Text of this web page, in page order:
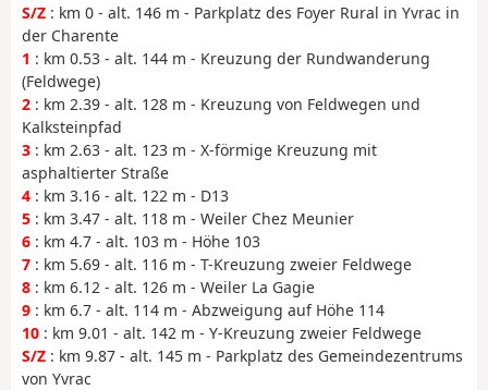
S/Z : km 0 - alt. 146 m - Parkplatz des Foyer Rural in Yvrac in
der Charente
1 : km 0.53 - alt. 144 m - Kreuzung der Rundwanderung
(Feldwege)
2 : km 2.39 - alt. 128 m - Kreuzung von Feldwegen und
Kalksteinpfad
3 : km 2.63 - alt. 123 m - X-förmige Kreuzung mit
asphaltierter Straße
4 : km 3.16 - alt. 122 m - D13
5 : km 3.47 - alt. 118 m - Weiler Chez Meunier
6 : km 4.7 - alt. 103 m - Höhe 103
7 : km 5.69 - alt. 116 m - T-Kreuzung zweier Feldwege
8 : km 6.12 - alt. 126 m - Weiler La Gagie
9 : km 6.7 - alt. 114 m - Abzweigung auf Höhe 114
10 : km 9.01 - alt. 142 m - Y-Kreuzung zweier Feldwege
S/Z : km 9.87 - alt. 145 m - Parkplatz des Gemeindezentrums
von Yvrac